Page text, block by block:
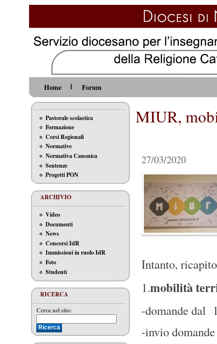
Home Forum
Pastorale scolastica
Formazione
Corsi Regionali
Normative
Normativa Canonica
Sentenze
Progetti PON
ARCHIVIO
Video
Documenti
News
Concorsi IdR
Immissioni in ruolo IdR
Foto
Studenti
RICERCA
Cerca nel sito:
MIUR,
27/03/2020
Intanto,
1.mobilità
-domande dal
-invio